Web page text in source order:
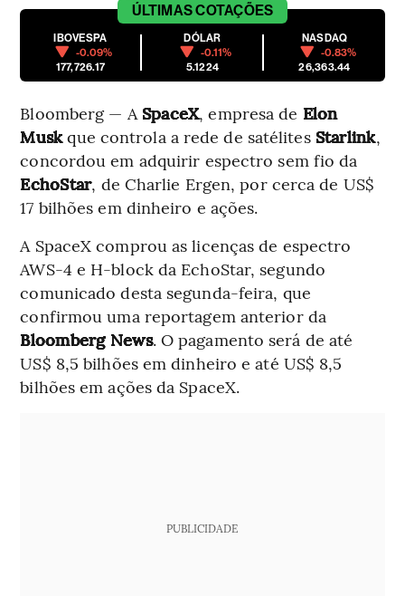
ÚLTIMASCOTAÇÕES
IBOVESPA
-0.09%
177,726.17
DÓLAR
-0.11%
5.1224
NASDAQ
-0.83%
26,363.44
Bloomberg — A SpaceX, empresa de Elon
Muskque controla a rede de satélites Starlink,
concordou em adquirir espectro sem fio da
EchoStar, de Charlie Ergen, por cerca de US$
17 bilhões em dinheiro e ações.
A SpaceX comprou as licenças de espectro
AWS-4 e H-block da EchoStar, segundo
comunicado desta segunda-feira, que
confirmou uma reportagem anterior da
Bloomberg News. O pagamento será de até
US$ 8,5 bilhões em dinheiro e até US$ 8,5
bilhões em ações da SpaceX.
PUBLICIDADE